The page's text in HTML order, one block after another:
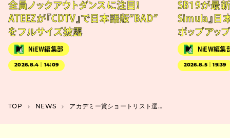
全員ノックアウトダンスに注目！
ATEEZが『CDTV』で日本語版“BAD”
をフルサイズ披露
NiEW編集部
2026.8.4｜14:09
SB19が最
Simula』日
ポップアッ
NiEW編集
2026.8.5｜19:39
TOP NEWS アカデミー賞ショートリスト選出のタイ映画『Lahn Mah』6月公開、邦題は投票で決定